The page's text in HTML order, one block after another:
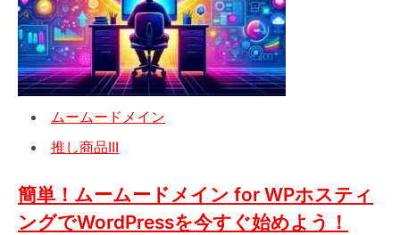
ン
で
複
数
ド
メ
イ
ン
効
率
ムームードメイン
推し商品III
簡単！ムームードメイン for WPホスティ
ングでWordPressを今すぐ始めよう！